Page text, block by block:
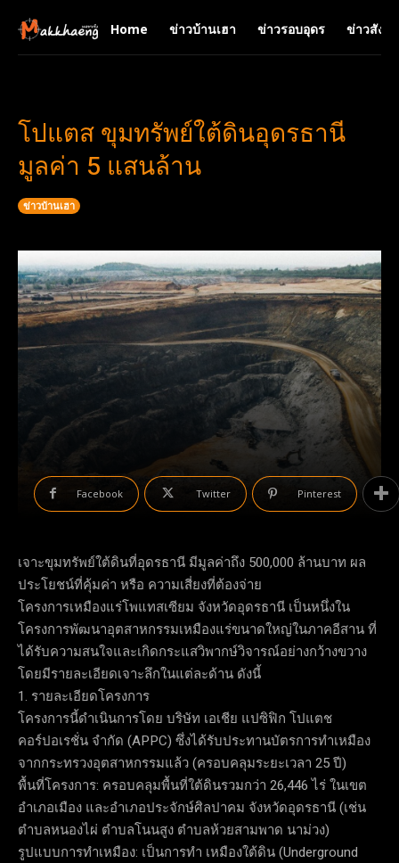
Home ข่าวบ้านเฮา ข่าวรอบอุดร ข่าวสังค
โปแตส ขุมทรัพย์ใต้ดินอุดรธานี
มูลค่า 5 แสนล้าน
ข่าวบ้านเฮา
Facebook Twitter Pinterest
เจาะขุมทรัพย์ใต้ดินที่อุดรธานี มีมูลค่าถึง 500,000 ล้านบาท ผล
ประโยชน์ที่คุ้มค่า หรือ ความเสี่ยงที่ต้องจ่าย
โครงการเหมืองแร่โพแทสเซียม จังหวัดอุดรธานี เป็นหนึ่งใน
โครงการพัฒนาอุตสาหกรรมเหมืองแร่ขนาดใหญ่ในภาคอีสาน ที่
ได้รับความสนใจและเกิดกระแสวิพากษ์วิจารณ์อย่างกว้างขวาง
โดยมีรายละเอียดเจาะลึกในแต่ละด้าน ดังนี้
1. รายละเอียดโครงการ
โครงการนี้ดำเนินการโดย บริษัท เอเชีย แปซิฟิก โปแตช
คอร์ปอเรชั่น จำกัด (APPC) ซึ่งได้รับประทานบัตรการทำเหมือง
จากกระทรวงอุตสาหกรรมแล้ว (ครอบคลุมระยะเวลา 25 ปี)
พื้นที่โครงการ: ครอบคลุมพื้นที่ใต้ดินรวมกว่า 26,446 ไร่ ในเขต
อำเภอเมือง และอำเภอประจักษ์ศิลปาคม จังหวัดอุดรธานี (เช่น
ตำบลหนองไผ่ ตำบลโนนสูง ตำบลห้วยสามพาด นาม่วง)
รูปแบบการทำเหมือง: เป็นการทำ เหมืองใต้ดิน (Underground